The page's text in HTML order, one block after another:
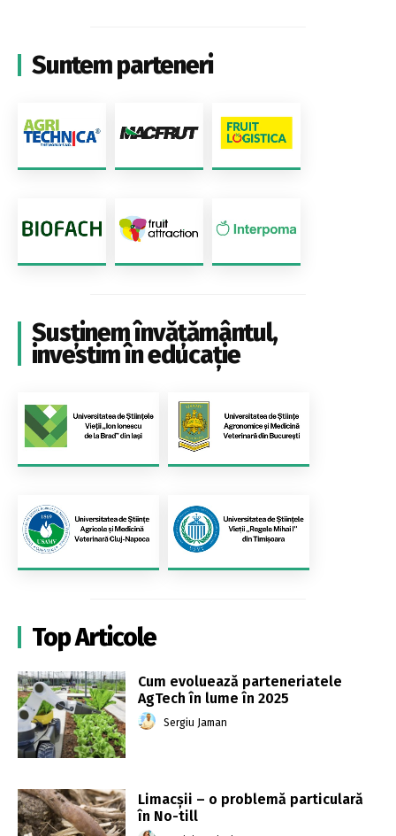
Suntem parteneri
Susținem învățământul,
investim în educație
Top Articole
Cum evoluează parteneriatele
AgTech în lume în 2025
Sergiu Jaman
Limacșii – o problemă particulară
în No-till